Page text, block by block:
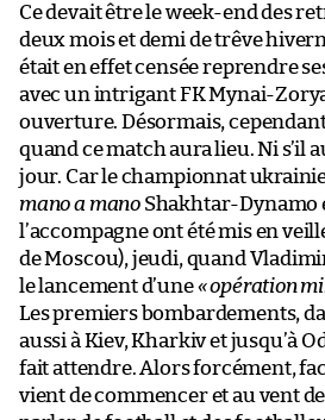
Ce devait être le week-end des
deux mois et demi de trêve
était en effet censée reprendre
avec un intrigant FK Mynai-
ouverture. Désormais,
quand ce match aura lieu. Ni s’il
jour. Car le championnat
mano a mano Shakhtar-Dynamo
l’accompagne ont été mis en
de Moscou), jeudi, quand
le lancement d’une« opération
Les premiers bombardements,
aussi à Kiev, Kharkiv et jusqu’à
fait attendre. Alors forcément,
vient de commencer et au vent